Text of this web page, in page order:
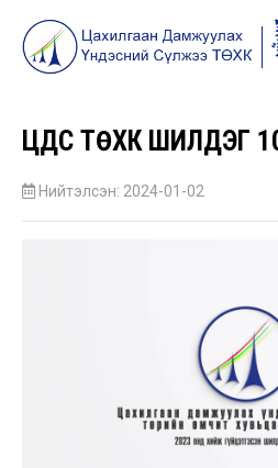
ЦДҮС ТӨХК ШИЛДЭГ
Нийтэлсэн: 2024-01-02